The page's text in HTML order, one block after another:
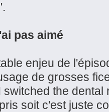
pas aimé
enjeu de
de grosses
switched the
soit c'est juste